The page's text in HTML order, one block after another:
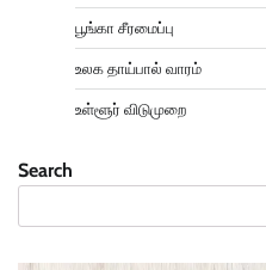
பூங்கா சீரமைப்பு
உலக தாய்பால் வாரம்
உள்ளூர் விடுமுறை
Search